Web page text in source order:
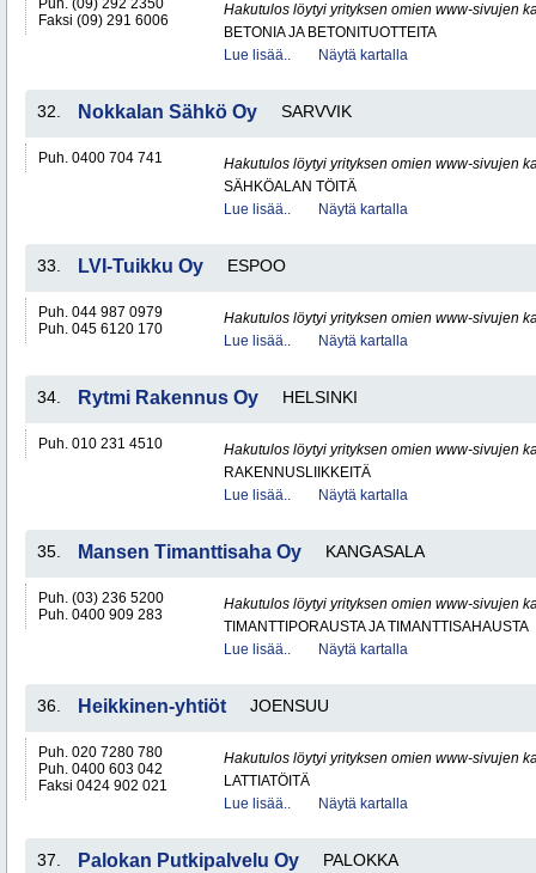
Puh. (09) 292 2350
Faksi (09) 291 6006
Hakutulos löytyi yrityksen omien www-sivujen
BETONIA JA BETONITUOTTEITA
Lue lisää..
Näytä kartalla
32. Nokkalan Sähkö Oy SARVVIK
Puh. 0400 704 741
Hakutulos löytyi yrityksen omien www-sivujen
SÄHKÖALAN TÖITÄ
Lue lisää..
Näytä kartalla
33. LVI-Tuikku Oy ESPOO
Puh. 044 987 0979
Puh. 045 6120 170
Hakutulos löytyi yrityksen omien www-sivujen
Lue lisää..
Näytä kartalla
34. Rytmi Rakennus Oy HELSINKI
Puh. 010 231 4510
Hakutulos löytyi yrityksen omien www-sivujen
RAKENNUSLIIKKEITÄ
Lue lisää..
Näytä kartalla
35. Mansen Timanttisaha Oy KANGASALA
Puh. (03) 236 5200
Puh. 0400 909 283
Hakutulos löytyi yrityksen omien www-sivujen
TIMANTTIPORAUSTA JA TIMANTTISAHAUSTA
Lue lisää..
Näytä kartalla
36. Heikkinen-yhtiöt JOENSUU
Puh. 020 7280 780
Puh. 0400 603 042
Faksi 0424 902 021
Hakutulos löytyi yrityksen omien www-sivujen
LATTIATÖITÄ
Lue lisää..
Näytä kartalla
37. Palokan Putkipalvelu Oy PALOKKA